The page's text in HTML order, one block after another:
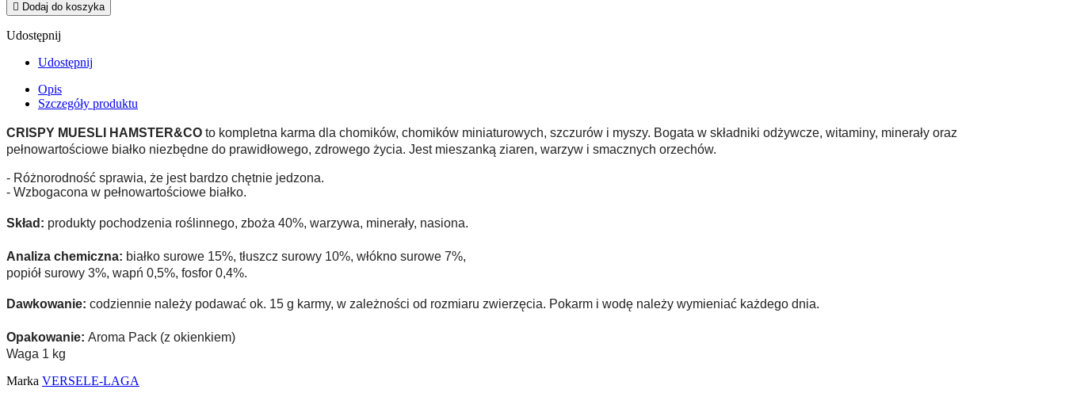
 Dodaj do koszyka
Udostępnij
Udostępnij
Opis
Szczegóły produktu
CRISPY MUESLI HAMSTER&CO to kompletna karma dla chomików, chomików miniaturowych, szczurów i myszy. Bogata w składniki odżywcze, witaminy, minerały oraz
pełnowartościowe białko niezbędne do prawidłowego, zdrowego życia. Jest mieszanką ziaren, warzyw i smacznych orzechów.
- Różnorodność sprawia, że jest bardzo chętnie jedzona.
- Wzbogacona w pełnowartościowe białko.
Skład: produkty pochodzenia roślinnego, zboża 40%, warzywa, minerały, nasiona.
Analiza chemiczna: białko surowe 15%, tłuszcz surowy 10%, włókno surowe 7%,
popiół surowy 3%, wapń 0,5%, fosfor 0,4%.
Dawkowanie: codziennie należy podawać ok. 15 g karmy, w zależności od rozmiaru zwierzęcia. Pokarm i wodę należy wymieniać każdego dnia.
Opakowanie: Aroma Pack (z okienkiem)
Waga 1 kg
Marka VERSELE-LAGA